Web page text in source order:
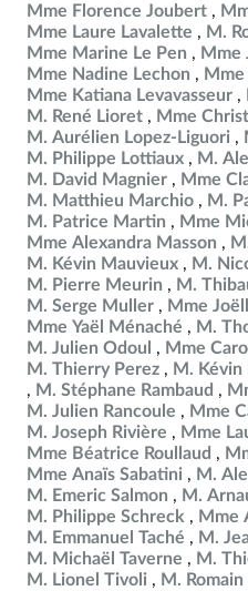
Mme Florence Joubert
Mme Laure Lavalette
M.
Mme Marine Le Pen
Mme
Mme Nadine Lechon
Mme Katiana Levavasseur
M. René Lioret
Mme
M. Aurélien Lopez-Liguori
M. Philippe Lottiaux
M.
M. David Magnier
Mme
M. Matthieu Marchio
M.
M. Patrice Martin
Mme
Mme Alexandra Masson
M. Kévin Mauvieux
M.
M. Pierre Meurin
M.
M. Serge Muller
Mme
Mme Yaël Ménaché
M.
M. Julien Odoul
Mme
M. Thierry Perez
M.
M. Stéphane Rambaud
M. Julien Rancoule
Mme
M. Joseph Rivière
Mme
Mme Béatrice Roullaud
Mme Anaïs Sabatini
M.
M. Emeric Salmon
M.
M. Philippe Schreck
Mme
M. Emmanuel Taché
M.
M. Michaël Taverne
M.
M. Lionel Tivoli
M.